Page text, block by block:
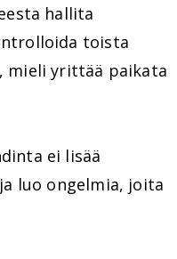
hallita
toista
mieli yrittää paikata
ei lisää
luo ongelmia, joita